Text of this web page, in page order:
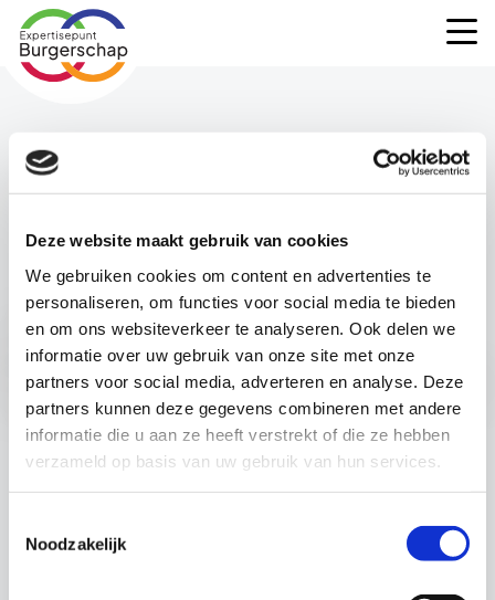
Deze website maakt gebruik van cookies
We gebruiken cookies om content en advertenties te
personaliseren, om functies voor social media te bieden
en om ons websiteverkeer te analyseren. Ook delen we
informatie over uw gebruik van onze site met onze
partners voor social media, adverteren en analyse. Deze
partners kunnen deze gegevens combineren met andere
informatie die u aan ze heeft verstrekt of die ze hebben
verzameld op basis van uw gebruik van hun services.
Noodzakelijk
Expertisepunt
Burgerschap
Het lijkt erop dat deze
pagina niet (meer) bestaat
Waar was je naar op zoek?
Primair onderwijs